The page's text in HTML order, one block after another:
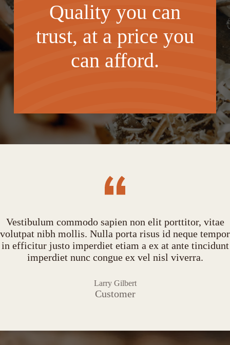
Quality you can
trust, at a price you
can afford.
Vestibulum commodo sapien non elit porttitor, vitae
volutpat nibh mollis. Nulla porta risus id neque tempor
in efficitur justo imperdiet etiam a ex at ante tincidunt
imperdiet nunc congue ex vel nisl viverra.
Larry Gilbert
Customer